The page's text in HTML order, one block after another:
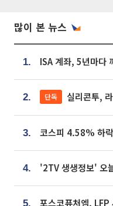
많이 본 뉴스
1. ISA 계좌, 5년마다
2. 단독 실리콘투, 라이브커머
3. 코스피 4.58% 하
4.
5.